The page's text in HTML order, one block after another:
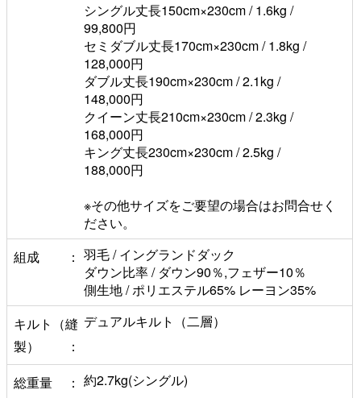
シングル丈長150cm×230cm / 1.6kg /
99,800円
セミダブル丈長170cm×230cm / 1.8kg /
128,000円
ダブル丈長190cm×230cm / 2.1kg /
148,000円
クイーン丈長210cm×230cm / 2.3kg /
168,000円
キング丈長230cm×230cm / 2.5kg /
188,000円
※その他サイズをご要望の場合はお問合せく
ださい。
組成
羽毛 / イングランドダック
ダウン比率 / ダウン90％,フェザー10％
側生地 / ポリエステル65% レーヨン35%
キルト（縫
製）
デュアルキルト（二層）
総重量
約2.7kg(シングル)